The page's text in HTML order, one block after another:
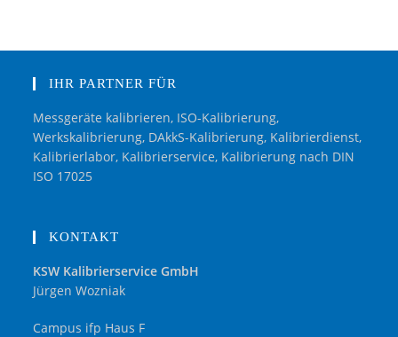
IHR PARTNER FÜR
Messgeräte kalibrieren, ISO-Kalibrierung,
Werkskalibrierung, DAkkS-Kalibrierung, Kalibrierdienst,
Kalibrierlabor, Kalibrierservice, Kalibrierung nach DIN
ISO 17025
KONTAKT
KSW Kalibrierservice GmbH
Jürgen Wozniak
Campus ifp Haus F